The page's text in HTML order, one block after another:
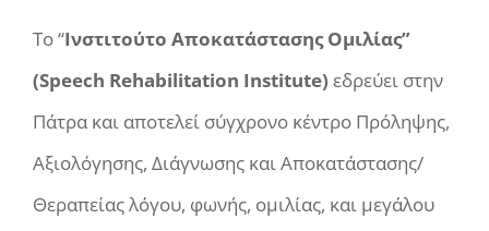
Το “Ινστιτούτο Αποκατάστασης Ομιλίας”
(Speech Rehabilitation Institute) εδρεύει στην
Πάτρα και αποτελεί σύγχρονο κέντρο Πρόληψης,
Αξιολόγησης, Διάγνωσης και Αποκατάστασης/
Θεραπείας λόγου, φωνής, ομιλίας, και μεγάλου